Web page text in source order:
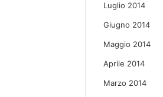
Luglio 2014
Giugno 2014
Maggio 2014
Aprile 2014
Marzo 2014